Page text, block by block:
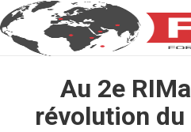
Au 2e
révolution du